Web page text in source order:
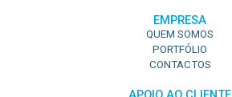
EMPRESA
QUEM SOMOS
PORTFÓLIO
CONTACTOS